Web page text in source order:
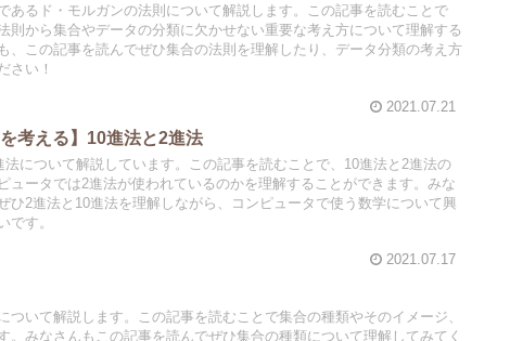
あるド・モルガンの法則について解説します。この記事を読むことで
則から集合やデータの分類に欠かせない重要な考え方について理解する
、この記事を読んでぜひ集合の法則を理解したり、データ分類の考え方
さい！
2021.07.21
考える】10進法と2進法
法について解説しています。この記事を読むことで、10進法と2進法の
ュータでは2進法が使われているのかを理解することができます。みな
ひ2進法と10進法を理解しながら、コンピュータで使う数学について興
です。
2021.07.17
ついて解説します。この記事を読むことで集合の種類やそのイメージ、
。みなさんもこの記事を読んでぜひ集合の種類について理解してみてく